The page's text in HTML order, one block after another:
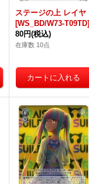
ステージの上 レイヤ
[WS_BD/W73-T09TD]
80円(税込)
在庫数 10点